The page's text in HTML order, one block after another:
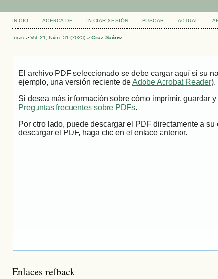
INICIO ACERCA DE INICIAR SESIÓN BUSCAR ACTUAL
Inicio> Vol. 21, Núm. 31 (2023) > Cruz Suárez
El archivo PDF seleccionado se debe cargar aquí si su
ejemplo, una versión reciente deAdobe Acrobat Reader).
Si desea más información sobre cómo imprimir, guardar
Preguntas frecuentes sobre PDFs.
Por otro lado, puede descargar el PDF directamente a
descargar el PDF, haga clic en el enlace anterior.
Enlaces refback